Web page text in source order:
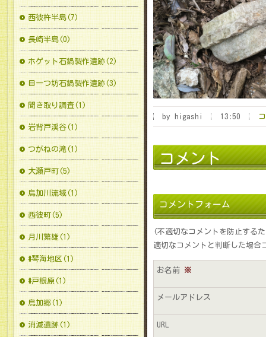
by higashi 13:50
コメント
コメントフォーム
(不適切なコメントを防止する
適切なコメントと判断した場合
お名前 ※
メールアドレス
URL
西彼杵半島(7)
長崎半島(0)
ホゲット石鍋製作遺跡(2)
目一つ坊石鍋製作遺跡(3)
聞き取り調査(1)
岩背戸渓谷(1)
つがねの滝(1)
大瀬戸町(5)
鳥加川流域(1)
西彼町(5)
月川繁雄(1)
#琴海地区(1)
#戸根原(1)
鳥加郷(1)
消滅遺跡(1)